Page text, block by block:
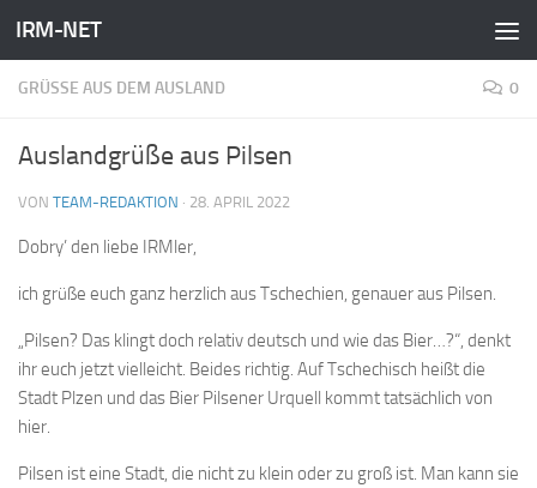
Zum Inhalt springen
IRM-NET
GRÜSSE AUS DEM AUSLAND 0
Auslandgrüße aus Pilsen
VON TEAM-REDAKTION · 28. APRIL 2022
Dobry’ den liebe IRMler,
ich grüße euch ganz herzlich aus Tschechien, genauer aus Pilsen.
„Pilsen? Das klingt doch relativ deutsch und wie das Bier…?“, denkt
ihr euch jetzt vielleicht. Beides richtig. Auf Tschechisch heißt die
Stadt Plzen und das Bier Pilsener Urquell kommt tatsächlich von
hier.
Pilsen ist eine Stadt, die nicht zu klein oder zu groß ist. Man kann sie